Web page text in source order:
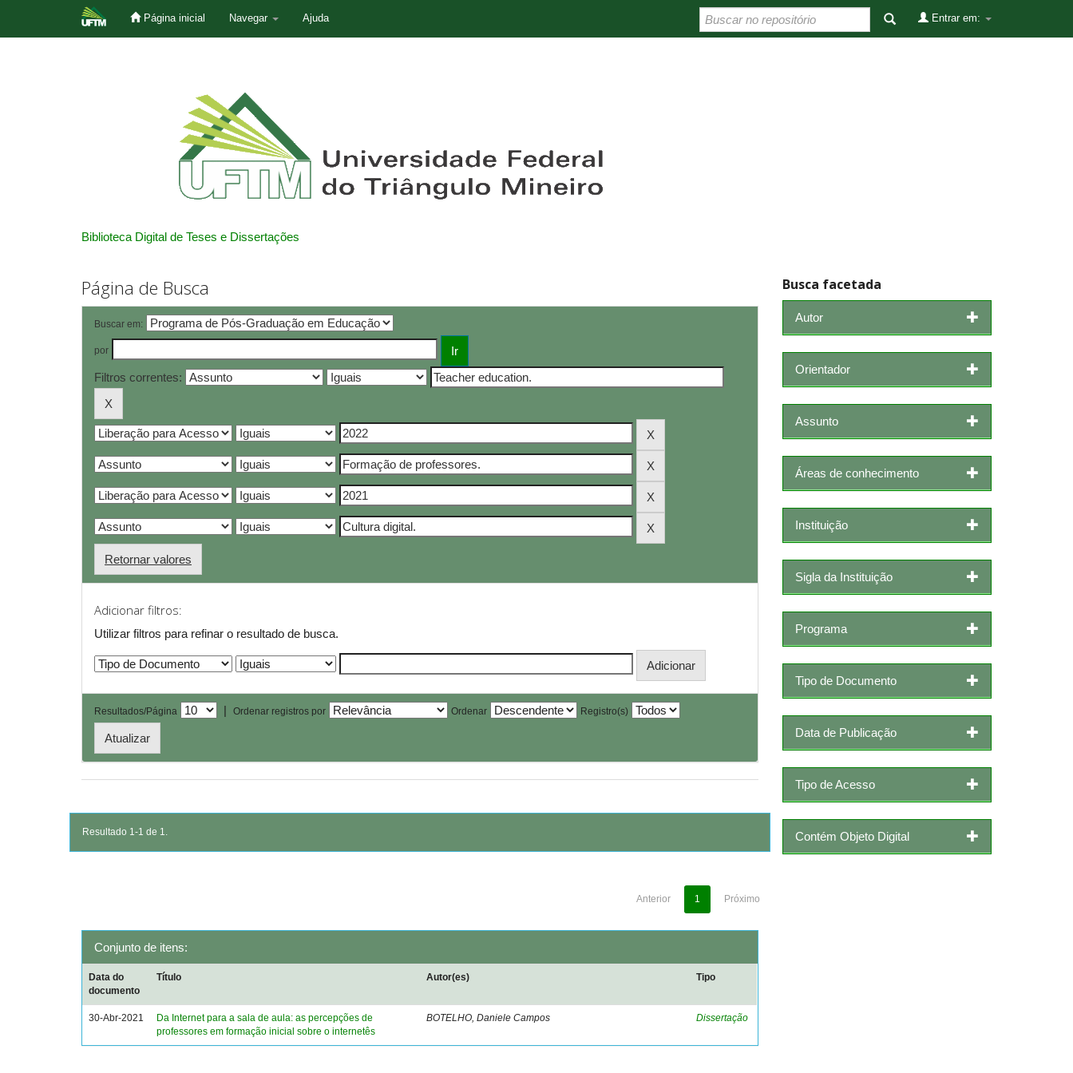
Página inicial Navegar Ajuda Entrar em:
Biblioteca Digital de Teses e Dissertações
Página de Busca
Buscar em:
por
Filtros correntes:
Retornar valores
Adicionar filtros:
Utilizar filtros para refinar o resultado de busca.
Resultados/Página | Ordenar registros por Ordenar Registro(s)
Resultado 1-1 de 1.
Anterior 1 Próximo
Conjunto de itens:
Data do
documento
Título Autor(es) Tipo
30-Abr-2021
Da Internet para a sala de aula: as percepções de
professores em formação inicial sobre o internetês
BOTELHO, Daniele Campos Dissertação
Busca facetada
Autor
Orientador
Assunto
Áreas de conhecimento
Instituição
Sigla da Instituição
Programa
Tipo de Documento
Data de Publicação
Tipo de Acesso
Contém Objeto Digital